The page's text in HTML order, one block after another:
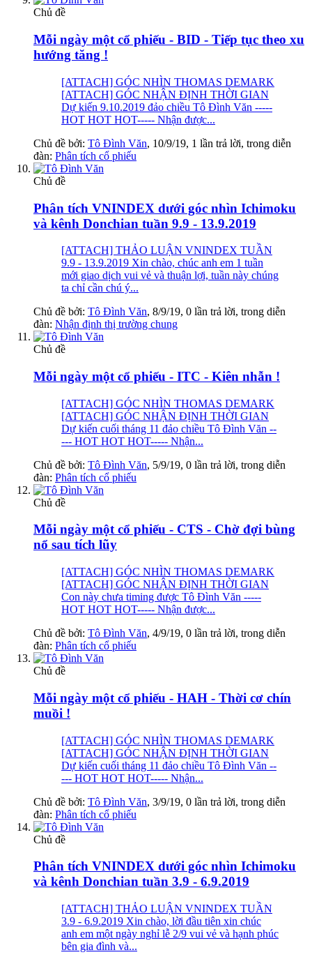
Chủ đề
Mỗi ngày một cổ phiếu - BID - Tiếp tục theo xu
hướng tăng !
[ATTACH] GÓC NHÌN THOMAS DEMARK
[ATTACH] GÓC NHẬN ĐỊNH THỜI GIAN
Dự kiến 9.10.2019 đảo chiều Tô Đình Văn -----
HOT HOT HOT----- Nhận được...
Chủ đề bởi: Tô Đình Văn, 10/9/19, 1 lần trả lời, trong diễn
đàn: Phân tích cổ phiếu
Chủ đề
Phân tích VNINDEX dưới góc nhìn Ichimoku
và kênh Donchian tuần 9.9 - 13.9.2019
[ATTACH] THẢO LUẬN VNINDEX TUẦN
9.9 - 13.9.2019 Xin chào, chúc anh em 1 tuần
mới giao dịch vui vẻ và thuận lợi, tuần này chúng
ta chỉ cần chú ý...
Chủ đề bởi: Tô Đình Văn, 8/9/19, 0 lần trả lời, trong diễn
đàn: Nhận định thị trường chung
Chủ đề
Mỗi ngày một cổ phiếu - ITC - Kiên nhẫn !
[ATTACH] GÓC NHÌN THOMAS DEMARK
[ATTACH] GÓC NHẬN ĐỊNH THỜI GIAN
Dự kiến cuối tháng 11 đảo chiều Tô Đình Văn --
--- HOT HOT HOT----- Nhận...
Chủ đề bởi: Tô Đình Văn, 5/9/19, 0 lần trả lời, trong diễn
đàn: Phân tích cổ phiếu
Chủ đề
Mỗi ngày một cổ phiếu - CTS - Chờ đợi bùng
nổ sau tích lũy
[ATTACH] GÓC NHÌN THOMAS DEMARK
[ATTACH] GÓC NHẬN ĐỊNH THỜI GIAN
Con này chưa timing được Tô Đình Văn -----
HOT HOT HOT----- Nhận được...
Chủ đề bởi: Tô Đình Văn, 4/9/19, 0 lần trả lời, trong diễn
đàn: Phân tích cổ phiếu
Chủ đề
Mỗi ngày một cổ phiếu - HAH - Thời cơ chín
muồi !
[ATTACH] GÓC NHÌN THOMAS DEMARK
[ATTACH] GÓC NHẬN ĐỊNH THỜI GIAN
Dự kiến cuối tháng 11 đảo chiều Tô Đình Văn --
--- HOT HOT HOT----- Nhận...
Chủ đề bởi: Tô Đình Văn, 3/9/19, 0 lần trả lời, trong diễn
đàn: Phân tích cổ phiếu
Chủ đề
Phân tích VNINDEX dưới góc nhìn Ichimoku
và kênh Donchian tuần 3.9 - 6.9.2019
[ATTACH] THẢO LUẬN VNINDEX TUẦN
3.9 - 6.9.2019 Xin chào, lời đầu tiên xin chúc
anh em một ngày nghỉ lễ 2/9 vui vẻ và hạnh phúc
bên gia đình và...